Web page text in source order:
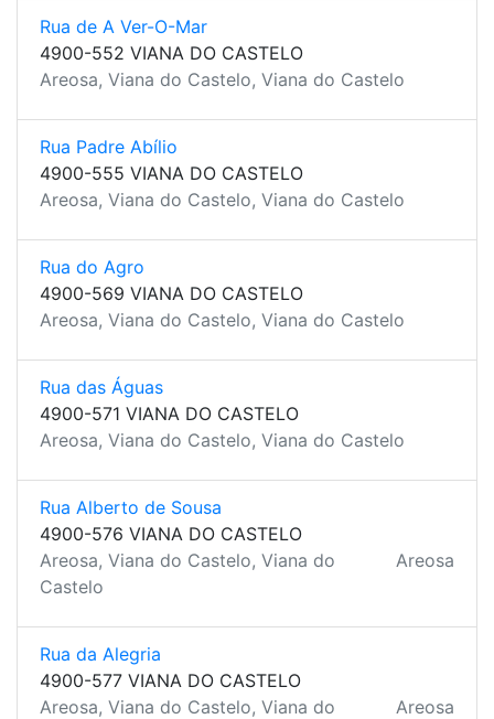
Rua de A Ver-O-Mar
4900-552 VIANA DO CASTELO
Areosa, Viana do Castelo, Viana do Castelo
Rua Padre Abílio
4900-555 VIANA DO CASTELO
Areosa, Viana do Castelo, Viana do Castelo
Rua do Agro
4900-569 VIANA DO CASTELO
Areosa, Viana do Castelo, Viana do Castelo
Rua das Águas
4900-571 VIANA DO CASTELO
Areosa, Viana do Castelo, Viana do Castelo
Rua Alberto de Sousa
4900-576 VIANA DO CASTELO
Areosa, Viana do Castelo, Viana do
Castelo
Areosa
Rua da Alegria
4900-577 VIANA DO CASTELO
Areosa, Viana do Castelo, Viana do
Areosa